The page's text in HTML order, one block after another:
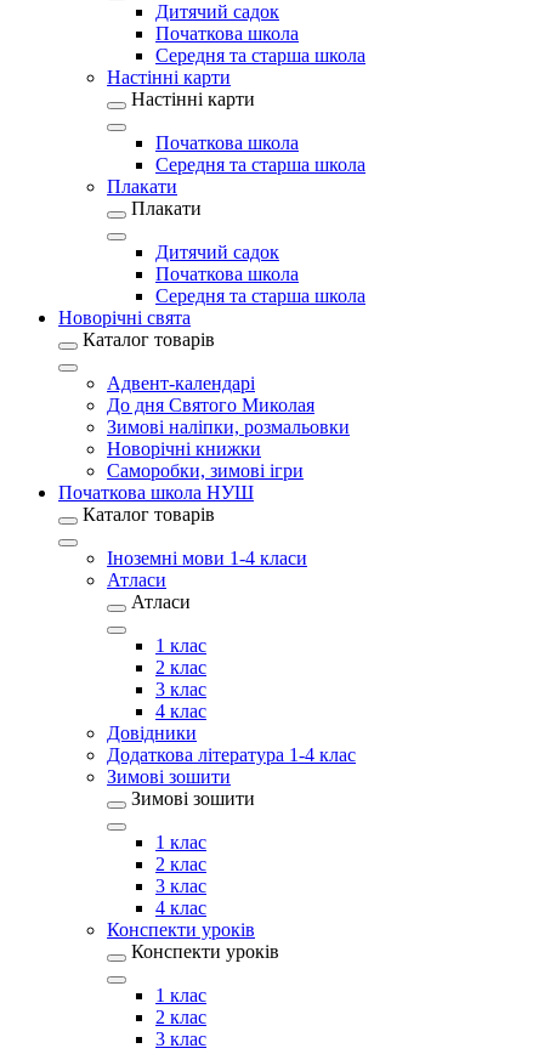
Дитячий садок
Початкова школа
Середня та старша школа
Настінні карти
Настінні карти
Початкова школа
Середня та старша школа
Плакати
Плакати
Дитячий садок
Початкова школа
Середня та старша школа
Новорічні свята
Каталог товарів
Адвент-календарі
До дня Святого Миколая
Зимові наліпки, розмальовки
Новорічні книжки
Саморобки, зимові ігри
Початкова школа НУШ
Каталог товарів
Іноземні мови 1-4 класи
Атласи
Атласи
1 клас
2 клас
3 клас
4 клас
Довідники
Додаткова література 1-4 клас
Зимові зошити
Зимові зошити
1 клас
2 клас
3 клас
4 клас
Конспекти уроків
Конспекти уроків
1 клас
2 клас
3 клас